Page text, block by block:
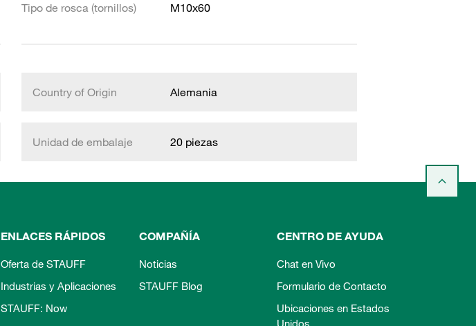
Tipo de rosca (tornillos) M10x60
Country of Origin Alemania
Unidad de embalaje 20 piezas
ENLACES RÁPIDOS
Oferta de STAUFF
Industrias y Aplicaciones
STAUFF: Now
COMPAÑÍA
Noticias
STAUFF Blog
CENTRO DE AYUDA
Chat en Vivo
Formulario de Contacto
Ubicaciones en Estados
Unidos